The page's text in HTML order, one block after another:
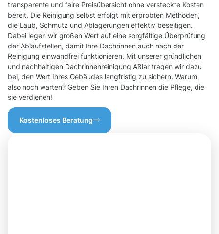
transparente und faire Preisübersicht ohne versteckte Kosten
bereit. Die Reinigung selbst erfolgt mit erprobten Methoden,
die Laub, Schmutz und Ablagerungen effektiv beseitigen.
Dabei legen wir großen Wert auf eine sorgfältige Überprüfung
der Ablaufstellen, damit Ihre Dachrinnen auch nach der
Reinigung einwandfrei funktionieren. Mit unserer gründlichen
und nachhaltigen Dachrinnenreinigung Aßlar tragen wir dazu
bei, den Wert Ihres Gebäudes langfristig zu sichern. Warum
also noch warten? Geben Sie Ihren Dachrinnen die Pflege, die
sie verdienen!
Kostenloses Beratung